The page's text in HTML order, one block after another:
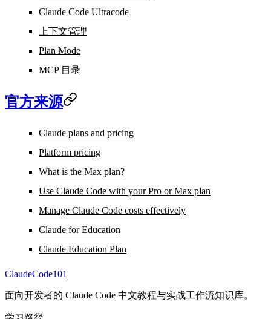
Claude Code Ultracode
上下文管理
Plan Mode
MCP 目录
官方来源
Claude plans and pricing
Platform pricing
What is the Max plan?
Use Claude Code with your Pro or Max plan
Manage Claude Code costs effectively
Claude for Education
Claude Education Plan
ClaudeCode101
面向开发者的 Claude Code 中文教程与实战工作流知识库。